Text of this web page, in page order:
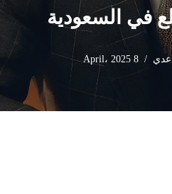
في السعودية
8 April، 2025